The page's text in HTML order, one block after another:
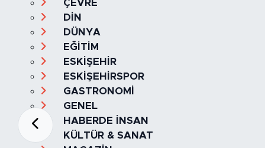
ÇEVRE
DİN
DÜNYA
EĞİTİM
ESKİŞEHİR
ESKİŞEHİRSPOR
GASTRONOMİ
GENEL
HABERDE İNSAN
KÜLTÜR & SANAT